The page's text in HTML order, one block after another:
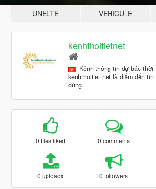
UNELTE VEHICULE
kenhthoitietnet
Kênh thông tin dự báo thời
kenhthoitiet.net là điểm đến tin
dùng.
0 files liked 0 comments
0 uploads 0 followers